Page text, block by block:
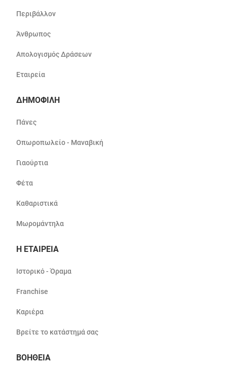
Περιβάλλον
Άνθρωπος
Απολογισμός Δράσεων
Εταιρεία
ΔΗΜΟΦΙΛΗ
Πάνες
Οπωροπωλείο - Μαναβική
Γιαούρτια
Φέτα
Καθαριστικά
Μωρομάντηλα
Η ΕΤΑΙΡΕΙΑ
Ιστορικό - Όραμα
Franchise
Καριέρα
Βρείτε το κατάστημά σας
ΒΟΗΘΕΙΑ